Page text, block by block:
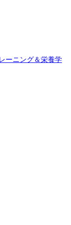
ーニング＆栄養学